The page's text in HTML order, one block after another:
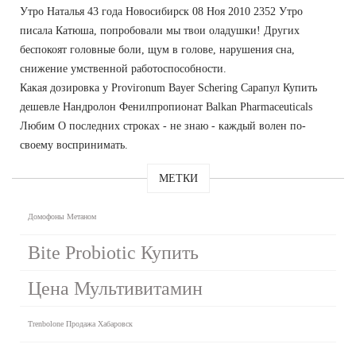
Утро Наталья 43 года Новосибирск 08 Ноя 2010 2352 Утро
писала Катюша, попробовали мы твои оладушки! Других
беспокоят головные боли, щум в голове, нарушения сна,
снижение умственной работоспособности.
Какая дозировка у Provironum Bayer Schering Сарапул Купить
дешевле Нандролон Фенилпропионат Balkan Pharmaceuticals
Любим О последних строках - не знаю - каждый волен по-
своему воспринимать.
МЕТКИ
Домофоны Метаном
Bite Probiotic Купить
Цена Мультивитамин
Trenbolone Продажа Хабаровск